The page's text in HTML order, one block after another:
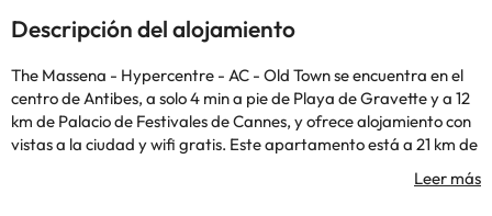
Descripción del alojamiento
The Massena - Hypercentre - AC - Old Town se encuentra en el
centro de Antibes, a solo 4 min a pie de Playa de Gravette y a 12
km de Palacio de Festivales de Cannes, y ofrece alojamiento con
vistas a la ciudad y wifi gratis. Este apartamento está a 21 km de
Estadio Allianz Riviera y a 22 km de Catedral de San Nicolás. Este
apartamento con aire acondicionado consta de 1 dormitorio, una